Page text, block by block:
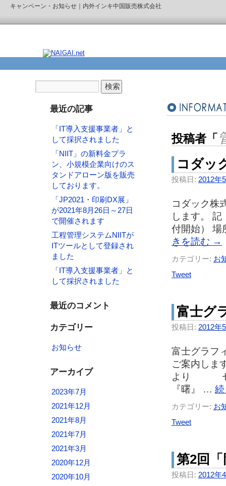
キャンペーン・お知らせ｜内外インキ中国販売株式会社
投稿者「
コダッ
投稿日: 2012年
コダック株
します。
付開始）
きを読む →
カテゴリー: お
Tweet
富士グ
投稿日: 2012年
富士グラフ
ご案内し
より セミ
『曙』 …
カテゴリー: お
Tweet
第2回
投稿日: 2012年
最近の記事
「IT導入支援事業者」と
して採択されました
「NIIT」の新料金プラ
ン、小規模企業向けのス
タンドアローン版を販売
しております。
「JP2021・印刷DX展」
が2021年8月26日～27日
で開催されます
工程管理システムNIITが
ITツールとして登録され
ました
「IT導入支援事業者」と
して採択されました
最近のコメント
カテゴリー
お知らせ
アーカイブ
2023年7月
2021年12月
2021年8月
2021年7月
2021年3月
2020年12月
2020年10月